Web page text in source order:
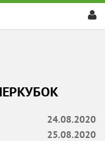
24.08.2020
25.08.2020